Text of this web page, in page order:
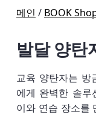
메인 / BOOK
발달 양탄
교육 양탄자는 방
에게 완벽한 솔루
이와 연습 장소를